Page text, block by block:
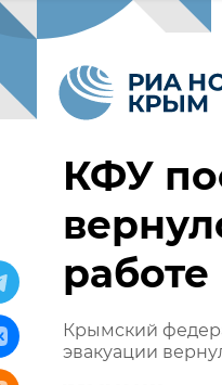
КФУ
работе
Крымский
эвакуации